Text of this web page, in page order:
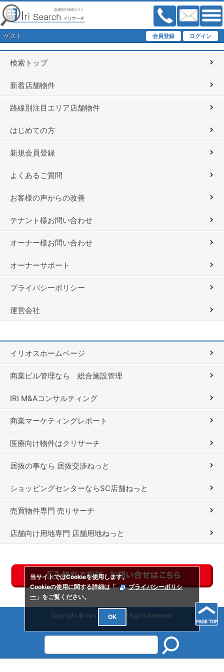
ゲスト
検索トップ
新着店舗物件
路線別注目エリア店舗物件
はじめての方
新規会員登録
よくあるご質問
お客様の声からの改善
テナント様お問い合わせ
オーナー様お問い合わせ
オーナーサポート
プライバシーポリシー
運営会社
イリオスホームページ
商業ビル管理なら 総合施設管理
IRI M&Aコンサルティング
商業マーケティングレポート
医療向け物件はクリサーチ
居抜の事なら 居抜交渉ねっと
ショッピングセンターならSC店舗ねっと
売買物件専門 売りサーチ
店舗向け用地専門 店舗用地ねっと
Copyright © Irios Co., Ltd. All Rights Reserved.
当サイトではCookieを使用します。
Cookieの使用に関する詳細は「
プライバシーポリシ
ー 」をご覧ください。
OK